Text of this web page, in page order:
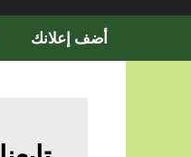
أضف إعلانك